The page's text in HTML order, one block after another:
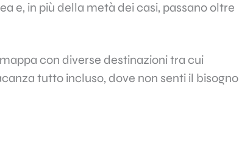
e, in più della metà dei casi, passano oltre
con diverse destinazioni tra cui
tutto incluso, dove non senti il bisogno